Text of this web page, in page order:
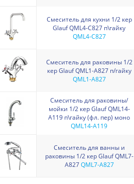
Смеситель для кухни 1/2 кер
Glauf QML4-C827 п\гайку
QML4-C827
Смеситель для раковины 1/2
кер Glauf QML1-A827 п/гайку
QML1-A827
Смеситель для раковины/
мойки 1/2 кер Glauf QML14-
A119 п\гайку (фл. пер) моно
QML14-A119
Смеситель для ванны и
раковины 1/2 кер Glauf QML7-
A827 QML7-A827